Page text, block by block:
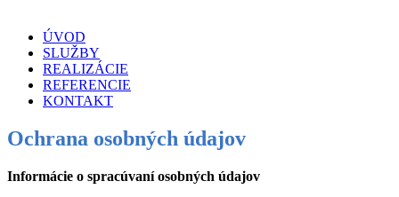
ÚVOD
SLUŽBY
REALIZÁCIE
REFERENCIE
KONTAKT
Ochrana osobných údajov
Informácie o spracúvaní osobných údajov